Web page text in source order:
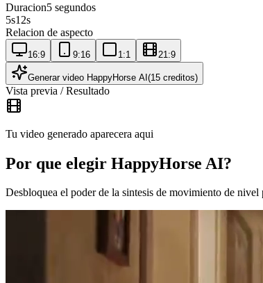
Duracion5 segundos
5s12s
Relacion de aspecto
16:9 9:16 1:1 21:9
Generar video HappyHorse AI(15 creditos)
Vista previa / Resultado
Tu video generado aparecera aqui
Por que elegir HappyHorse AI?
Desbloquea el poder de la sintesis de movimiento de